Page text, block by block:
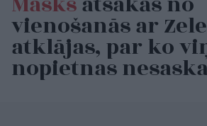
vienošanās ar
atklājas, par ko
nopietnas